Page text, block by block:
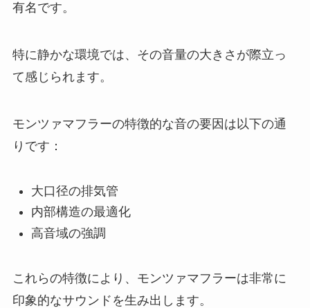
有名です。
特に静かな環境では、その音量の大きさが際立っ
て感じられます。
モンツァマフラーの特徴的な音の要因は以下の通
りです：
大口径の排気管
内部構造の最適化
高音域の強調
これらの特徴により、モンツァマフラーは非常に
印象的なサウンドを生み出します。